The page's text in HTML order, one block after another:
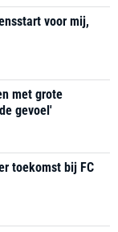
voor mij,
met grote
gevoel'
toekomst bij FC